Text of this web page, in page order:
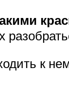
к